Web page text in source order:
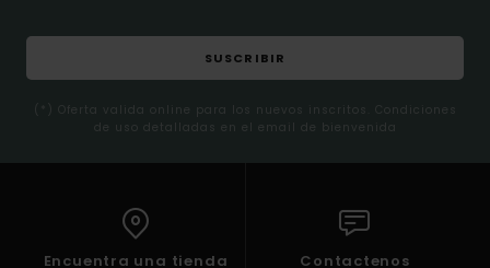
SUSCRIBIR
(*) Oferta valida online para los nuevos inscritos. Condiciones
de uso detalladas en el email de bienvenida
Encuentra una tienda Contactenos